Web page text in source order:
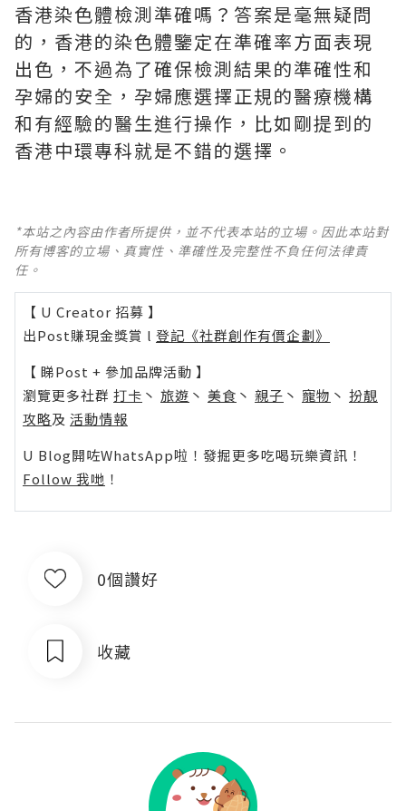
香港染色體檢測準確嗎？答案是毫無疑問
的，香港的染色體鑒定在準確率方面表現
出色，不過為了確保檢測結果的準確性和
孕婦的安全，孕婦應選擇正規的醫療機構
和有經驗的醫生進行操作，比如剛提到的
香港中環專科就是不錯的選擇。
*本站之內容由作者所提供，並不代表本站的立場。因此本站對
所有博客的立場、真實性、準確性及完整性不負任何法律責
任。
【 U Creator 招募 】
出Post賺現金獎賞 l 登記《社群創作有價企劃》
【 睇Post + 參加品牌活動 】
瀏覽更多社群 打卡 丶 旅遊 丶 美食 丶 親子 丶 寵物 丶 扮靚
攻略及 活動情報
U Blog開咗WhatsApp啦！發掘更多吃喝玩樂資訊！
Follow 我哋 ！
0個讚好
收藏